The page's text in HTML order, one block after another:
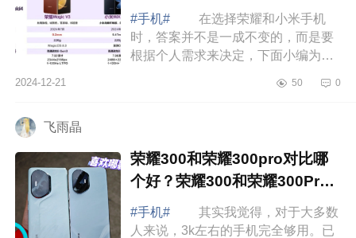
该如何选
#手机#
在选择荣耀和小米手机
时，答案并不是一成不变的，而是要
根据个人需求来决定，下面小编为大
机？小米mixflod4和荣耀magicv3应该
2024-12-21 50 0
飞雨晶
荣耀300和荣耀300pro对比哪
个好？荣耀300和荣耀300Pro
的区别
#手机#
其实我觉得，对于大多数
人来说，3k左右的手机完全够用。已